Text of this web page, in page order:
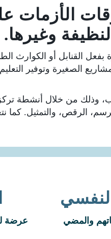
الأزمات
وغيرها.
القنابل أو الكوارث
الصغيرة وتوفير
وذلك من خلال أنشطة
الرقص، والتمثيل. كما
والمضي
النفسيّة
عرضة
تنهار